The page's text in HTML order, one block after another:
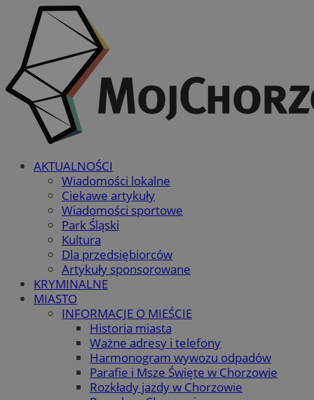
AKTUALNOŚCI
Wiadomości lokalne
Ciekawe artykuły
Wiadomości sportowe
Park Śląski
Kultura
Dla przedsiębiorców
Artykuły sponsorowane
KRYMINALNE
MIASTO
INFORMACJE O MIEŚCIE
Historia miasta
Ważne adresy i telefony
Harmonogram wywozu odpadów
Parafie i Msze Święte w Chorzowie
Rozkłady jazdy w Chorzowie